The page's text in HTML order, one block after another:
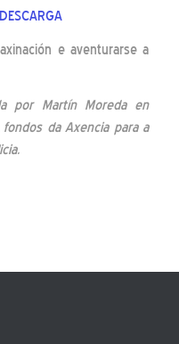
e aventurarse a
por Martín Moreda en
da Axencia para a